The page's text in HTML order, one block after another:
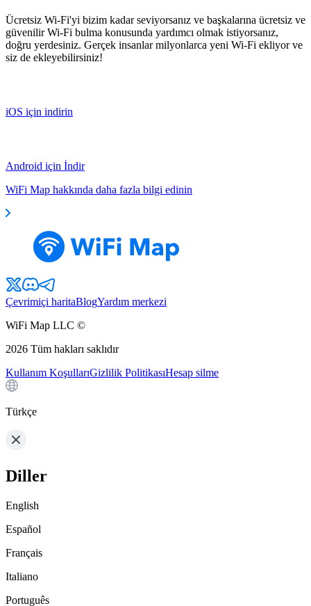
Ücretsiz Wi-Fi'yi bizim kadar seviyorsanız ve başkalarına ücretsiz ve
güvenilir Wi-Fi bulma konusunda yardımcı olmak istiyorsanız,
doğru yerdesiniz. Gerçek insanlar milyonlarca yeni Wi-Fi ekliyor ve
siz de ekleyebilirsiniz!
iOS için indirin
Android için İndir
WiFi Map hakkında daha fazla bilgi edinin
Çevrimiçi haritaBlogYardım merkezi
WiFi Map LLC ©
2026 Tüm hakları saklıdır
Kullanım KoşullarıGizlilik PolitikasıHesap silme
Türkçe
Diller
English
Español
Français
Italiano
Português